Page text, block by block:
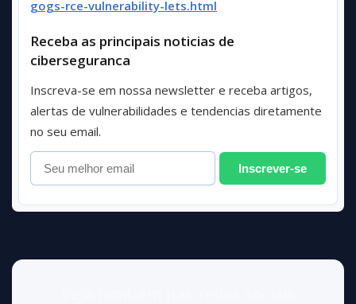
gogs-rce-vulnerability-lets.html
Receba as principais noticias de
ciberseguranca
Inscreva-se em nossa newsletter e receba artigos,
alertas de vulnerabilidades e tendencias diretamente
no seu email.
Inscrever-se